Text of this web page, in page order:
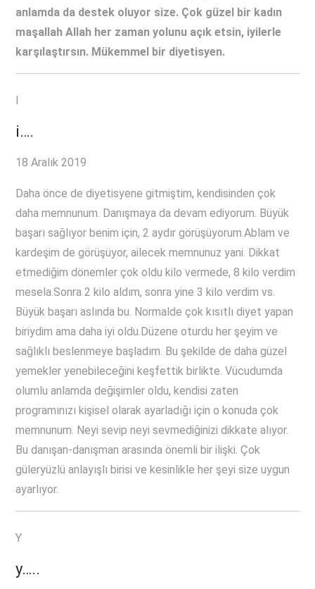
anlamda da destek oluyor size. Çok güzel bir kadın
maşallah Allah her zaman yolunu açık etsin, iyilerle
karşılaştırsın. Mükemmel bir diyetisyen.
I
i̇….
18 Aralık 2019
Daha önce de diyetisyene gitmiştim, kendisinden çok
daha memnunum. Danışmaya da devam ediyorum. Büyük
başarı sağlıyor benim için, 2 aydır görüşüyorum.Ablam ve
kardeşim de görüşüyor, ailecek memnunuz yani. Dikkat
etmediğim dönemler çok oldu kilo vermede, 8 kilo verdim
mesela.Sonra 2 kilo aldım, sonra yine 3 kilo verdim vs.
Büyük başarı aslında bu. Normalde çok kısıtlı diyet yapan
biriydim ama daha iyi oldu.Düzene oturdu her şeyim ve
sağlıklı beslenmeye başladım. Bu şekilde de daha güzel
yemekler yenebileceğini keşfettik birlikte. Vücudumda
olumlu anlamda değişimler oldu, kendisi zaten
programınızı kişisel olarak ayarladığı için o konuda çok
memnunum. Neyi sevip neyi sevmediğinizi dikkate alıyor.
Bu danışan-danışman arasında önemli bir ilişki. Çok
güleryüzlü anlayışlı birisi ve kesinlikle her şeyi size uygun
ayarlıyor.
Y
y…..